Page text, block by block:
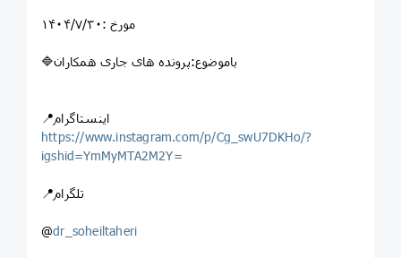
مورخ :۱۴۰۴/۷/۳۰
🔷باموضوع:پرونده های جاری همکاران
📍اینستاگرام
https://www.instagram.com/p/Cg_swU7DKHo/?
igshid=YmMyMTA2M2Y=
📍تلگرام
@dr_soheiltaheri